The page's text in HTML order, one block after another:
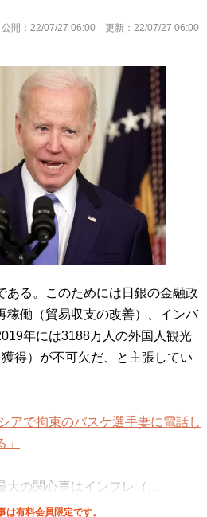
公開： 22/07/27 06:00 更新： 22/07/27 06:00
る。このためには日銀の金融政
稼働（貿易収支の改善）、インバ
年には3188万人の外国人観光
得）が不可欠だ、と主張してい
アで拘束のバスケ選手妻に電話し
の関心事はインフレ（…
は有料会員限定です。